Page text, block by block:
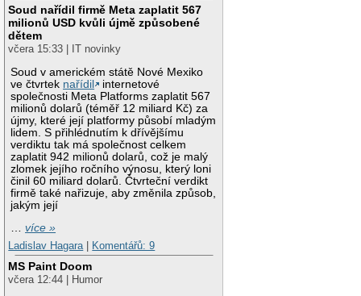
Soud nařídil firmě Meta zaplatit 567
milionů USD kvůli újmě způsobené
dětem
včera 15:33 | IT novinky
Soud v americkém státě Nové Mexiko
ve čtvrtek nařídil
internetové
společnosti Meta Platforms zaplatit 567
milionů dolarů (téměř 12 miliard Kč) za
újmy, které její platformy působí mladým
lidem. S přihlédnutím k dřívějšímu
verdiktu tak má společnost celkem
zaplatit 942 milionů dolarů, což je malý
zlomek jejího ročního výnosu, který loni
činil 60 miliard dolarů. Čtvrteční verdikt
firmě také nařizuje, aby změnila způsob,
jakým její
…více »
Ladislav Hagara
Komentářů: 9
MS Paint Doom
včera 12:44 | Humor